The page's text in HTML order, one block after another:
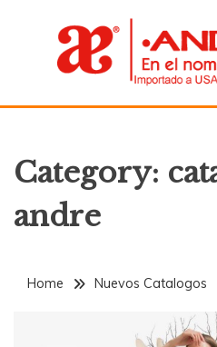
ANDREA
Category:
andre
Home Nuevos Catalogos